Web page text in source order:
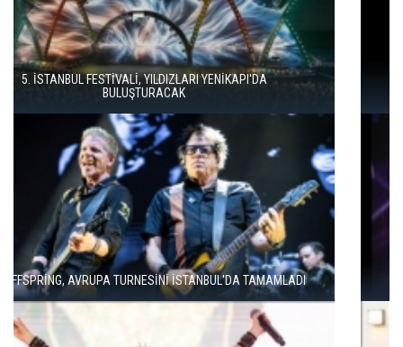
İSTANBUL MÜZİK FESTİVALİ'NDE TURGAY ERDENER'DEN
"KÖROĞLU" ÇAĞRISI
MODERN METALİN ÖNCÜSÜ TRİVİUM İSTANBUL'A GELİYOR